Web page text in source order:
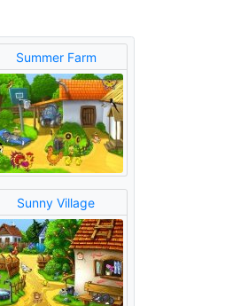
Summer Farm
Sunny Village